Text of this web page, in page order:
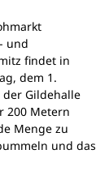
und
findet in
dem 1.
Gildehalle
200 Metern
Menge zu
und das